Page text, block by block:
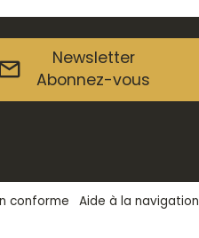
Newsletter
Abonnez-vous
conforme Aide à la navigation